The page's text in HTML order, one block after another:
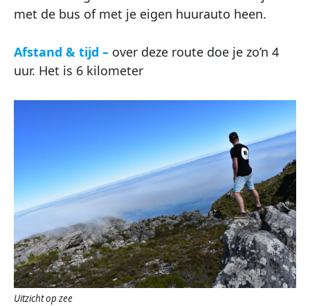
met de bus of met je eigen huurauto heen.
Afstand & tijd – over deze route doe je zo’n 4
uur. Het is 6 kilometer
Uitzicht op zee